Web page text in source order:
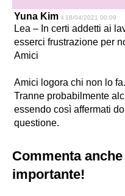
Yuna Kim il 18/04/2021 00:09
Lea – In certi addetti ai
esserci frustrazione per
Amici
Amici logora chi non lo fa.
Tranne probabilmente
essendo così affermati
questione.
Commenta
importante!